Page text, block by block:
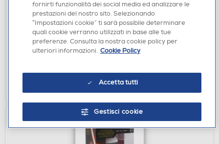
PALADONE - ICON LIGHT: BOBBA FETT STAR
WARS
€ 15,99
Acquisto online:disponibile
AGGIUNGI
fornirti funzionalità dei social media ed analizzare le
prestazioni del nostro sito. Selezionando
“Impostazioni cookie” ti sarà possibile determinare
quali cookie verranno utilizzati in base alle tue
preferenze. Consulta la nostra cookie policy per
ulteriori informazioni. Cookie Policy
Accetta tutti
Gestisci cookie